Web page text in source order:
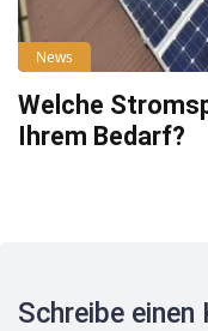
News
Welche
Ihrem Bedarf?
Schreibe